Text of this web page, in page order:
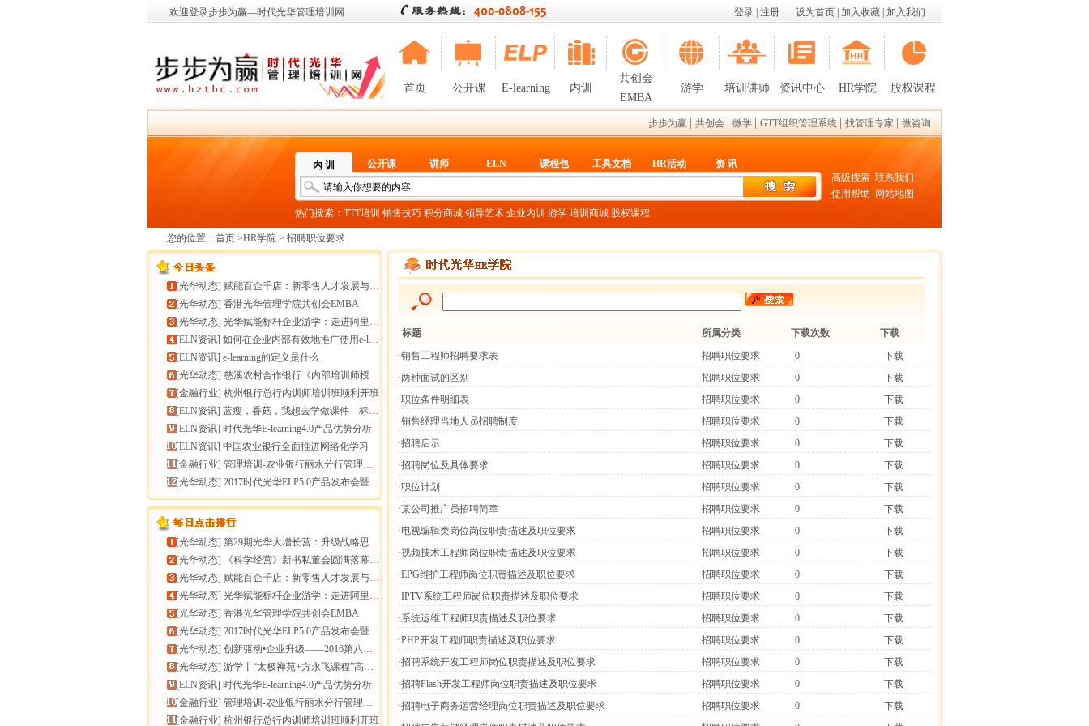
欢迎登录步步为赢—时代光华管理培训网 设为首页 加入收藏 加入我们
登录 注册
首页 公开课 E-learning 内训
共创会
EMBA
游学 培训讲师 资讯中心 HR学院 股权课程
步步为赢 共创会 微学 GTT组织管理系统 找管理专家 微咨询
内 训 公开课 讲师 ELN 课程包 工具文档 HR活动 资 讯
热门搜索： TTT培训 销售技巧 积分商城 领导艺术 企业内训 游学 培训商城 股权课程
高级搜索 联系我们
使用帮助
网站地图
您的位置： 首页 >HR学院 > 招聘职位要求
[光华动态] 赋能百企千店：新零售人才发展与组织能力微诊断
[光华动态] 香港光华管理学院共创会EMBA
[光华动态] 光华赋能标杆企业游学：走进阿里巴巴+绿城管理集团
[ELN资讯] 如何在企业内部有效地推广使用e-learning
[ELN资讯] e-learning的定义是什么
[光华动态] 慈溪农村合作银行《内部培训师授课技能提升》报导
[金融行业] 杭州银行总行内训师培训班顺利开班
[ELN资讯] 蓝瘦，香菇，我想去学做课件—标准课件制作分享会
[ELN资讯] 时代光华E-learning4.0产品优势分析
[ELN资讯] 中国农业银行全面推进网络化学习
[金融行业] 管理培训-农业银行丽水分行管理培训
[光华动态] 2017时代光华ELP5.0产品发布会暨构建企业员工
[光华动态] 第29期光华大增长营：升级战略思维，加速企业增长
[光华动态]
《科学经营》新书私董会圆满落幕｜用科学经营助推企业高
[光华动态] 赋能百企千店：新零售人才发展与组织能力微诊断
[光华动态] 光华赋能标杆企业游学：走进阿里巴巴+绿城管理集团
[光华动态] 香港光华管理学院共创会EMBA
[光华动态] 2017时代光华ELP5.0产品发布会暨构建企业员工
[光华动态] 创新驱动•企业升级——2016第八届（中
[光华动态] 游学丨“太极禅苑+方永飞课程”高端商圈项目启动
[ELN资讯] 时代光华E-learning4.0产品优势分析
[金融行业] 管理培训-农业银行丽水分行管理培训
[金融行业] 杭州银行总行内训师培训班顺利开班
标题 所属分类 下载次数
下载
·销售工程师招聘要求表
招聘职位要求 0
下载
·两种面试的区别
招聘职位要求 0
下载
·职位条件明细表
招聘职位要求 0
下载
·销售经理当地人员招聘制度
招聘职位要求 0
下载
·招聘启示
招聘职位要求 0
下载
·招聘岗位及具体要求
招聘职位要求 0
下载
·职位计划
招聘职位要求 0
下载
·某公司推广员招聘简章
招聘职位要求 0
下载
·电视编辑类岗位岗位职责描述及职位要求
招聘职位要求 0
下载
·视频技术工程师岗位职责描述及职位要求
招聘职位要求 0
下载
·EPG维护工程师岗位职责描述及职位要求
招聘职位要求 0
下载
·IPTV系统工程师岗位职责描述及职位要求
招聘职位要求 0
下载
·系统运维工程师职责描述及职位要求
招聘职位要求 0
下载
·PHP开发工程师职责描述及职位要求
招聘职位要求 0
下载
·招聘系统开发工程师岗位职责描述及职位要求
招聘职位要求 0
下载
·招聘Flash开发工程师岗位职责描述及职位要求
招聘职位要求 0
下载
·招聘电子商务运营经理岗位职责描述及职位要求
招聘职位要求 0
下载